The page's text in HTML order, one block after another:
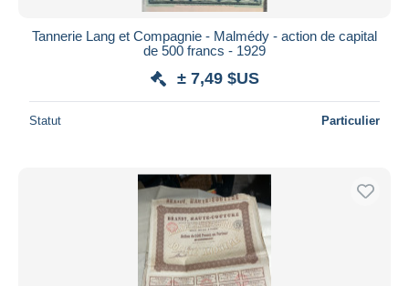
Tannerie Lang et Compagnie - Malmédy - action de capital
de 500 francs - 1929
± 7,49 $US
Statut Particulier